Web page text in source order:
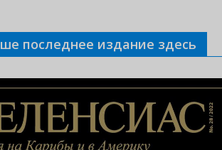
последнее издание здесь